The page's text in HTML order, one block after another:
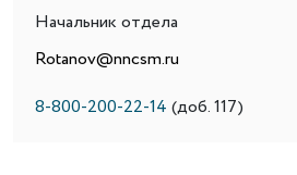
Начальник отдела
Rotanov@nncsm.ru
8-800-200-22-14 (доб. 117)